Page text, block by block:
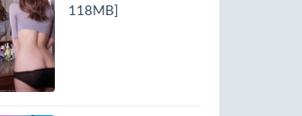
118MB]